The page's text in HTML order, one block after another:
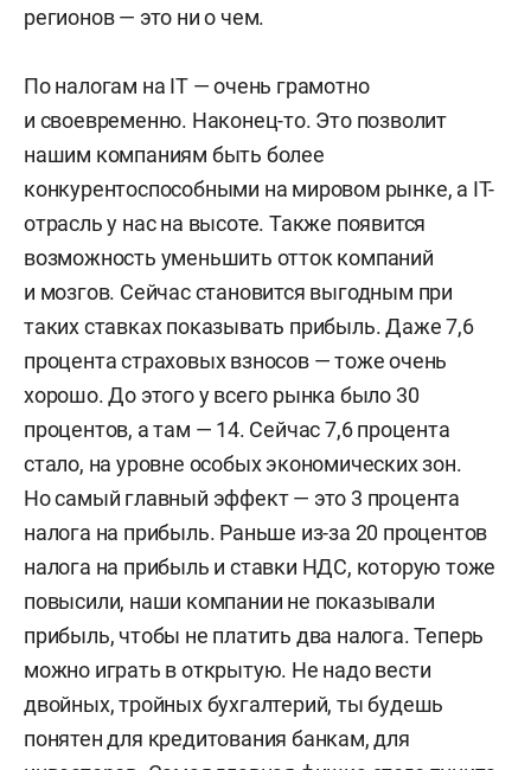
регионов — это ни о чем.
По налогам на IT — очень грамотно
и своевременно. Наконец-то. Это позволит
нашим компаниям быть более
конкурентоспособными на мировом рынке, а IT-
отрасль у нас на высоте. Также появится
возможность уменьшить отток компаний
и мозгов. Сейчас становится выгодным при
таких ставках показывать прибыль. Даже 7,6
процента страховых взносов — тоже очень
хорошо. До этого у всего рынка было 30
процентов, а там — 14. Сейчас 7,6 процента
стало, на уровне особых экономических зон.
Но самый главный эффект — это 3 процента
налога на прибыль. Раньше из-за 20 процентов
налога на прибыль и ставки НДС, которую тоже
повысили, наши компании не показывали
прибыль, чтобы не платить два налога. Теперь
можно играть в открытую. Не надо вести
двойных, тройных бухгалтерий, ты будешь
понятен для кредитования банкам, для